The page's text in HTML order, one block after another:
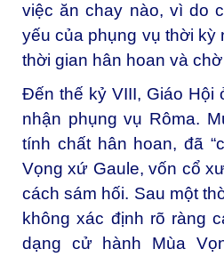
việc ăn chay nào, vì do
yếu của phụng vụ thời kỳ
thời gian hân hoan và
Đến thế kỷ VIII, Giáo Hội
nhận phụng vụ Rôma.
tính chất hân hoan, đã
Vọng xứ Gaule, vốn cổ
cách sám hối. Sau một
không xác định rõ ràng
dạng cử hành Mùa